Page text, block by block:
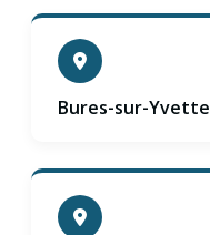
Bures-sur-Yvette